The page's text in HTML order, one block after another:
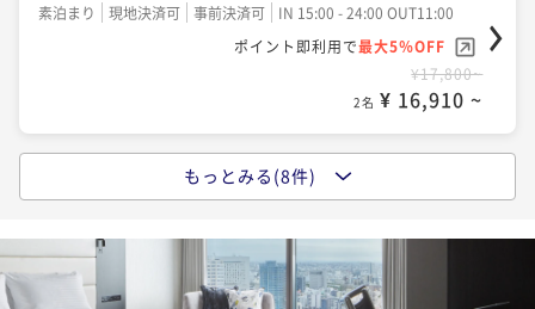
ポイント即利用で
¥38,200~
¥ 36,290 ~
【連泊割】2連泊以上でお得にステイ＜朝食付＞
朝食付き 事前決済可
IN 15:00 - 26:00 OUT11:00
ポイント即利用で最大5％OFF
2名 ¥ 49,400 ~
最大5％OFF
¥22,200~
¥ 21,090 ~
【割引プラン】宿の日 お得なプラン＜朝食付＞
朝食付き 現地決済可 事前決済可
IN 15:00 - 26:00 OUT11:00
ポイント即利用で最大5％OFF
素泊まり 現地決済可 事前決済可
IN 15:00 - 24:00 OUT11:00
ポイント即利用で最大5％OFF
¥17,800~
2名 ¥ 16,910 ~
【早期割】60日以上前の予約でお得にステイ＜素泊り
素泊まり
IN 15:00 - 26:00 OUT11:00
ポイント即利用で最大5％OFF
もっとみる(8件)